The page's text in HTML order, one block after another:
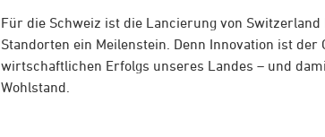
Für die Schweiz ist die Lancierung von
Standorten ein Meilenstein. Denn Innovation ist der
wirtschaftlichen Erfolgs unseres Landes – und
Wohlstand.